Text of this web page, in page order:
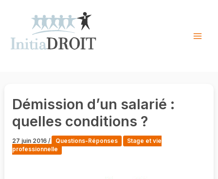
Démission d’un salarié :
quelles conditions ?
27 juin 2016/ Questions-Réponses
Stage et vie
professionnelle